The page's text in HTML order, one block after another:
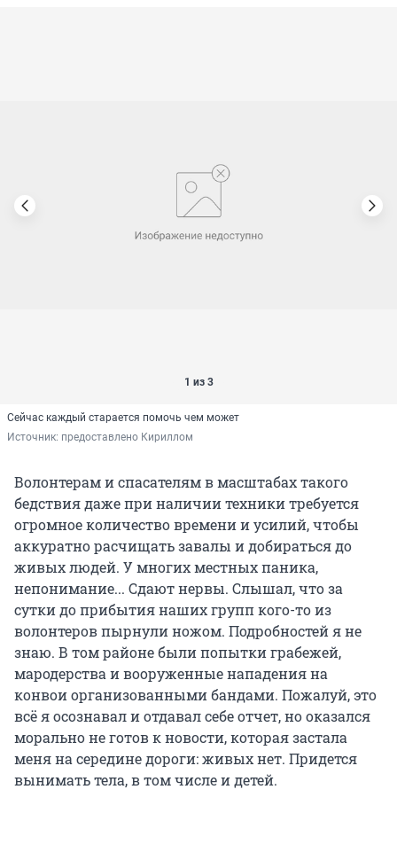
1 из 3
Сейчас каждый старается помочь чем может
Источник: предоставлено Кириллом
Волонтерам и спасателям в масштабах такого
бедствия даже при наличии техники требуется
огромное количество времени и усилий, чтобы
аккуратно расчищать завалы и добираться до
живых людей. У многих местных паника,
непонимание... Сдают нервы. Слышал, что за
сутки до прибытия наших групп кого-то из
волонтеров пырнули ножом. Подробностей я не
знаю. В том районе были попытки грабежей,
мародерства и вооруженные нападения на
конвои организованными бандами. Пожалуй, это
всё я осознавал и отдавал себе отчет, но оказался
морально не готов к новости, которая застала
меня на середине дороги: живых нет. Придется
вынимать тела, в том числе и детей.